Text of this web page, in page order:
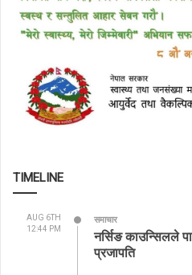
TIMELINE
AUG 6TH
12:44 PM
समाचार
नर्सिङ काउन्सिलले
प्रजापति